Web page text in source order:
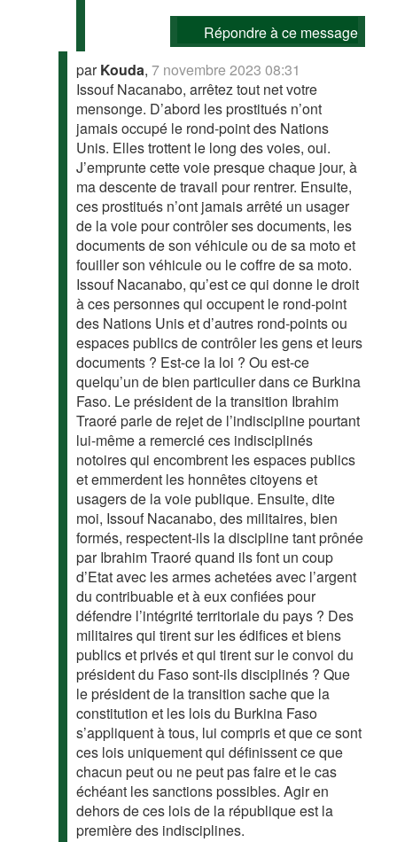
Répondre à ce message
parKouda,7 novembre 2023 08:31
Issouf Nacanabo, arrêtez tout net votre
mensonge. D’abord les prostitués n’ont
jamais occupé le rond-point des Nations
Unis. Elles trottent le long des voies, oui.
J’emprunte cette voie presque chaque jour, à
ma descente de travail pour rentrer. Ensuite,
ces prostitués n’ont jamais arrêté un usager
de la voie pour contrôler ses documents, les
documents de son véhicule ou de sa moto et
fouiller son véhicule ou le coffre de sa moto.
Issouf Nacanabo, qu’est ce qui donne le droit
à ces personnes qui occupent le rond-point
des Nations Unis et d’autres rond-points ou
espaces publics de contrôler les gens et leurs
documents ? Est-ce la loi ? Ou est-ce
quelqu’un de bien particulier dans ce Burkina
Faso. Le président de la transition Ibrahim
Traoré parle de rejet de l’indiscipline pourtant
lui-même a remercié ces indisciplinés
notoires qui encombrent les espaces publics
et emmerdent les honnêtes citoyens et
usagers de la voie publique. Ensuite, dite
moi, Issouf Nacanabo, des militaires, bien
formés, respectent-ils la discipline tant prônée
par Ibrahim Traoré quand ils font un coup
d’Etat avec les armes achetées avec l’argent
du contribuable et à eux confiées pour
défendre l’intégrité territoriale du pays ? Des
militaires qui tirent sur les édifices et biens
publics et privés et qui tirent sur le convoi du
président du Faso sont-ils disciplinés ? Que
le président de la transition sache que la
constitution et les lois du Burkina Faso
s’appliquent à tous, lui compris et que ce sont
ces lois uniquement qui définissent ce que
chacun peut ou ne peut pas faire et le cas
échéant les sanctions possibles. Agir en
dehors de ces lois de la république est la
première des indisciplines.